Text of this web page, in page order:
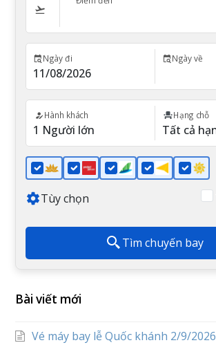
Ngày đi Ngày về
Hành khách Hạng chỗ
Tùy chọn
Tìm chuyến bay
Bài viết mới
Vé máy bay lễ Quốc khánh 2/9/2026